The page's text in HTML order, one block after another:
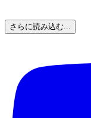
さらに読み込む...